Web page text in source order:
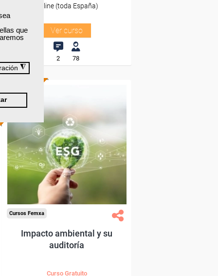
que
◮
Online (toda España)
Ver curso
2 78
ONLINE
Formación 100%
subvencionada.
Para desempleados,
trabajadores y autónomos.
Sector
-Mediambiente.
Cursos Femxa
Impacto ambiental y su
auditoría
Curso Gratuito